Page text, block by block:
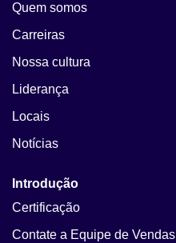
Quem somos
Carreiras
Nossa cultura
Liderança
Locais
Notícias
Introdução
Certificação
Contate a Equipe de Vendas